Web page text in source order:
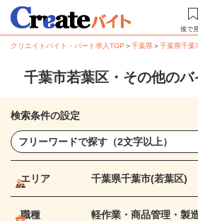
後で
クリエイトバイト・パート求人TOP ＞千葉県＞千葉県千葉
千葉市若葉区・その他の
検索条件の設定
エリア 千葉県千葉市(若葉区)
職種 軽作業・商品管理・製